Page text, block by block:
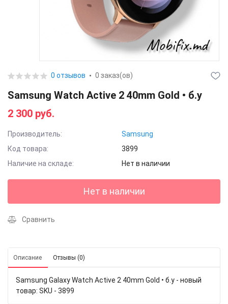
0 отзывов 0 заказ(ов)
Samsung Watch Active 2 40mm Gold • б.у
2 300 руб.
Производитель:
Samsung
Код товара:
3899
Наличие на складе:
Нет в наличии
Нет в наличии
Сравнить
Описание Отзывы (0)
Samsung Galaxy Watch Active 2 40mm Gold • б.у - новый
товар: SKU - 3899